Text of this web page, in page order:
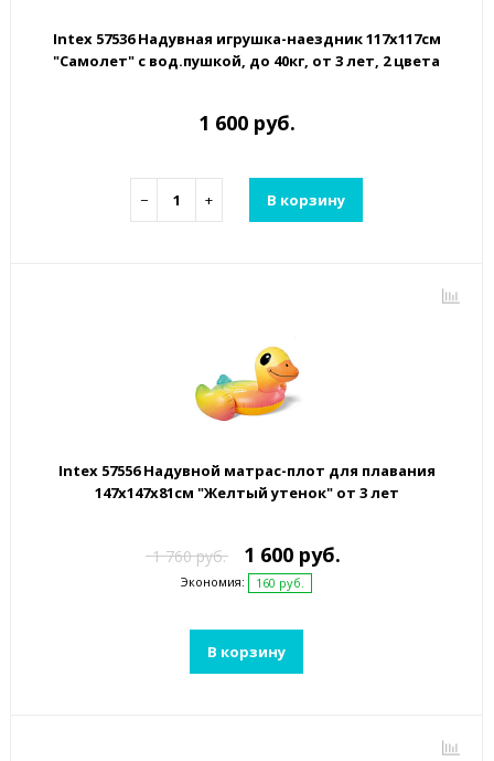
Intex 57536 Надувная игрушка-наездник 117х117см
"Самолет" с вод.пушкой, до 40кг, от 3 лет, 2 цвета
1 600 руб.
− + В корзину
Intex 57556 Надувной матрас-плот для плавания
147х147x81см "Желтый утенок" от 3 лет
1 760 руб. 1 600 руб.
Экономия: 160 руб.
В корзину